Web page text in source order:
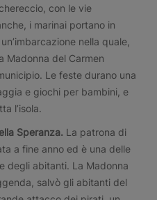
con le vie
i marinai portano in
nella quale,
Madonna del Carmen
Le feste durano una
e giochi per bambini, e
l’isola.
Speranza. La patrona di
a fine anno ed è una delle
degli abitanti. La Madonna
salvò gli abitanti del